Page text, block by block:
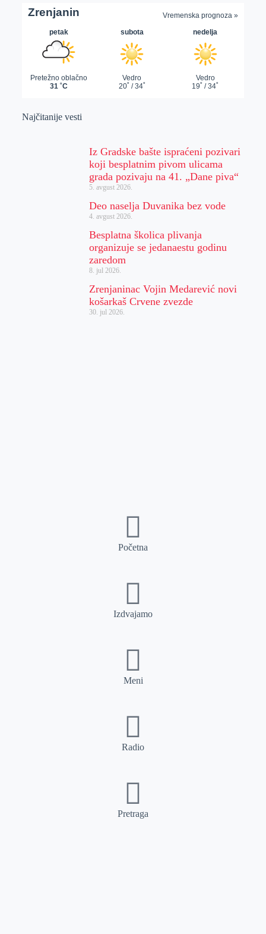
Najčitanije vesti
Iz Gradske bašte ispraćeni pozivari
koji besplatnim pivom ulicama
grada pozivaju na 41. „Dane piva“
5. avgust 2026.
Deo naselja Duvanika bez vode
4. avgust 2026.
Besplatna školica plivanja
organizuje se jedanaestu godinu
zaredom
8. jul 2026.
Zrenjaninac Vojin Medarević novi
košarkaš Crvene zvezde
30. jul 2026.
Početna
Izdvajamo
Meni
Radio
Pretraga